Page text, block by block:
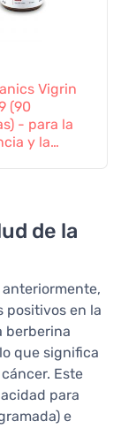
Vigrin
(90
- para la
y la
de la
positivos en la
berberina
que significa
Este
para
e